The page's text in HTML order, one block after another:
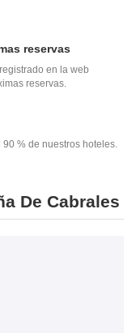
reservas
en la web
reservas.
% de nuestros hoteles.
De Cabrales